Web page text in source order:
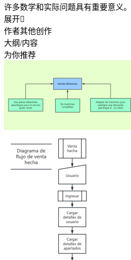
许多数学和实际问题具有重要意义。
展开
作者其他创作
大纲/内容
为你推荐